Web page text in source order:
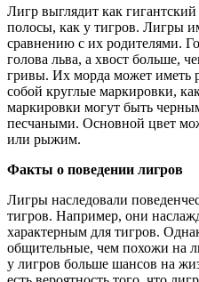
Лигр выглядит как гигантский
полосы, как у тигров. Лигры
сравнению с их родителями.
голова льва, а хвост больше,
гривы. Их морда может иметь
собой круглые маркировки,
маркировки могут быть
песчаными. Основной цвет
или рыжим.
Факты о поведении лигров
Лигры наследовали
тигров. Например, они
характерным для тигров.
общительные, чем похожи на
у лигров больше шансов на